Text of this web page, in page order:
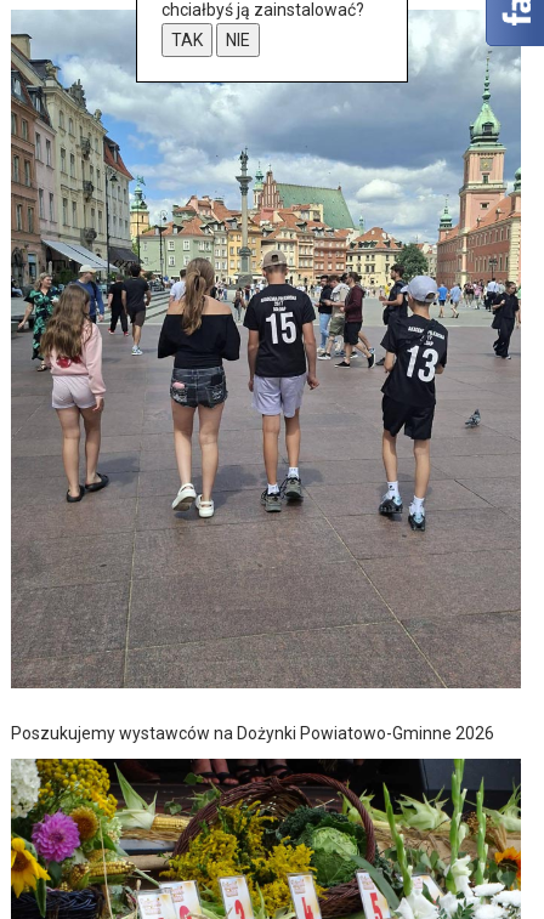
Poszukujemy wystawców na Dożynki Powiatowo-Gminne 2026
chciałbyś ją zainstalować?
TAK
NIE